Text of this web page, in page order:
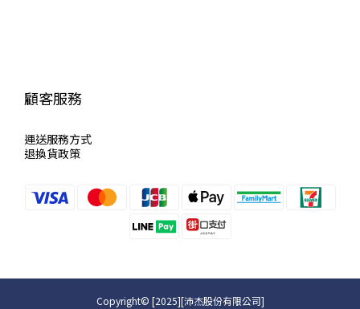
顧客服務
運送服務方式
退換貨政策
Copyright© [2025][沛杰股份有限公司]